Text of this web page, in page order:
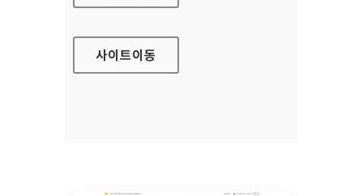
사이트이동